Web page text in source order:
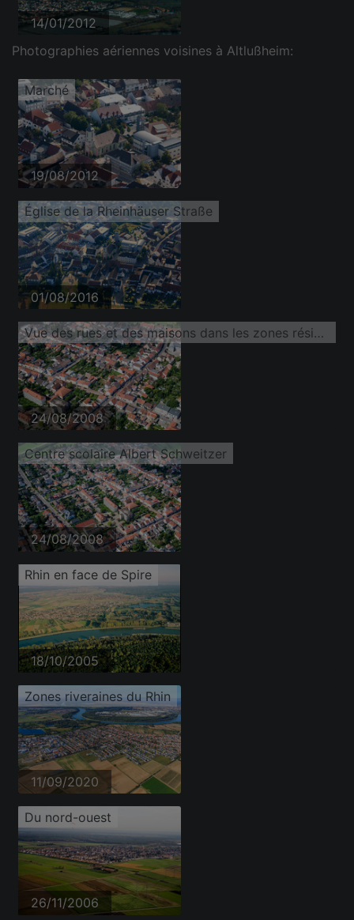
14/01/2012
Photographies aériennes voisines à Altlußheim:
Marché
19/08/2012
Église de la Rheinhäuser Straße
01/08/2016
Vue des rues et des maisons dans les zones résidentielles
24/08/2008
Centre scolaire Albert Schweitzer
24/08/2008
Rhin en face de Spire
18/10/2005
Zones riveraines du Rhin
11/09/2020
Du nord-ouest
26/11/2006